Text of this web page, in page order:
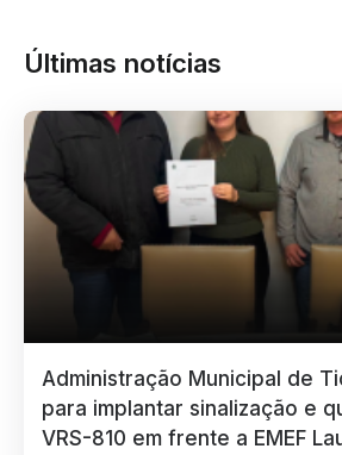
Últimas notícias
Administração Municipal de
para implantar sinalização e
VRS-810 em frente a EMEF